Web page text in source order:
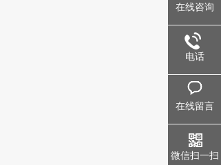
在线咨询
电话
在线留言
微信扫一扫